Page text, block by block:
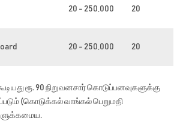
20 - 250,000 20
20 - 250,000 20
ரூ. 90 நிறுவனசார் கொடுப்பனவுகளுக்கு
(கொடுக்கல் வாங்கல் பெறுமதி